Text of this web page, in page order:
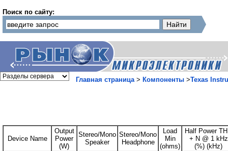
Поиск по сайту:
Главная страница> Компоненты >Texas
Device Name
Output
Power
(W)
Stereo/Mono
Speaker
Stereo/Mono
Headphone
Load
Min
(ohms)
Half Power
+ N @ 1 kHz
(%) (kHz)